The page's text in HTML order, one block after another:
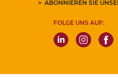
ABONNIEREN SIE
FOLGE UNS AUF: